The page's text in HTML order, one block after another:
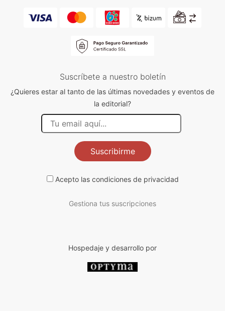
Suscríbete a nuestro boletín
¿Quieres estar al tanto de las últimas novedades y eventos de
la editorial?
Suscribirme
Acepto las condiciones de privacidad
Gestiona tus suscripciones
Hospedaje y desarrollo por